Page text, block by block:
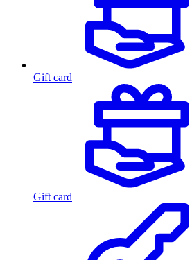
Gift card
Gift card